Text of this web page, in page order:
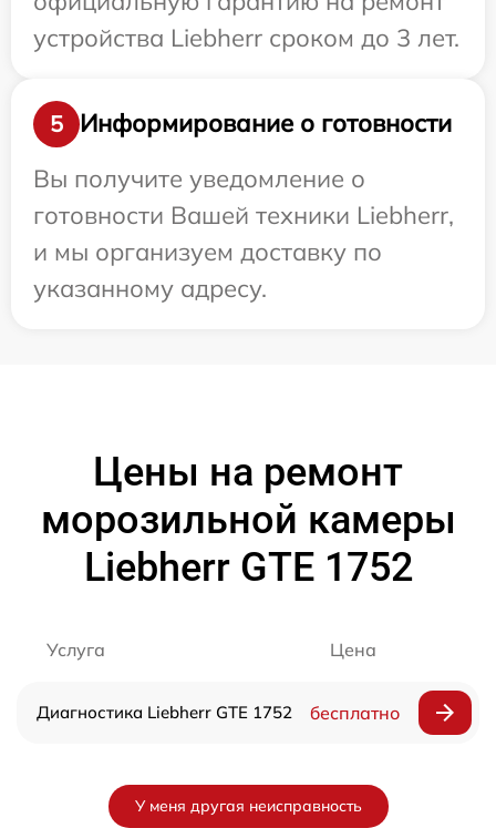
устройства Liebherr сроком до 3 лет.
5
Информирование о готовности
Вы получите уведомление о
готовности Вашей техники Liebherr,
и мы организуем доставку по
указанному адресу.
Цены на ремонт
морозильной камеры
Liebherr GTE 1752
Услуга Цена
Диагностика Liebherr GTE 1752 бесплатно
У меня другая неисправность